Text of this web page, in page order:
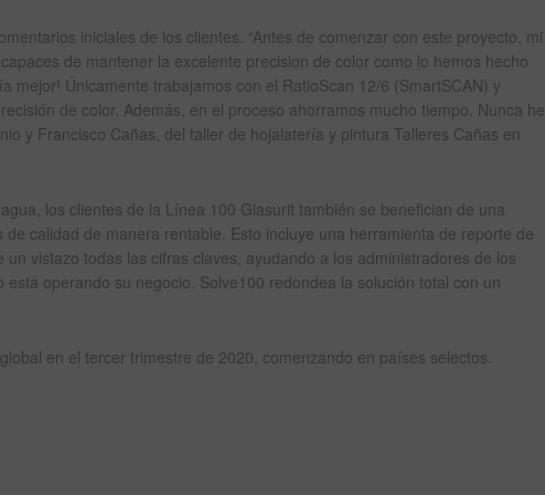
iniciales de los clientes. “Antes de comenzar con este proyecto, mi
de mantener la excelente precision de color como lo hemos hecho
mejor! Únicamente trabajamos con el RatioScan 12/6 (SmartSCAN) y
de color. Además, en el proceso ahorramos mucho tiempo. Nunca he
y Francisco Cañas, del taller de hojalatería y pintura Talleres Cañas en
los clientes de la Línea 100 Glasurit también se benefician de una
calidad de manera rentable. Esto incluye una herramienta de reporte de
vistazo todas las cifras claves, ayudando a los administradores de los
operando su negocio. Solve100 redondea la solución total con un
en el tercer trimestre de 2020, comenzando en países selectos.